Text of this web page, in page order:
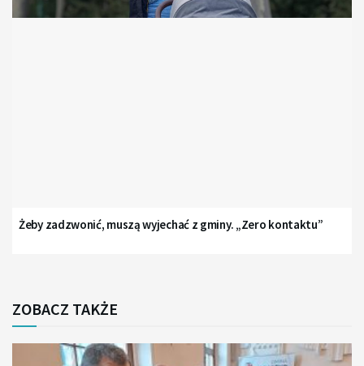
Żeby zadzwonić, muszą wyjechać z gminy. „Zero kontaktu”
ZOBACZ TAKŻE